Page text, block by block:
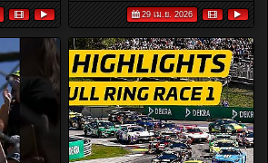
29 เม.ย. 2026